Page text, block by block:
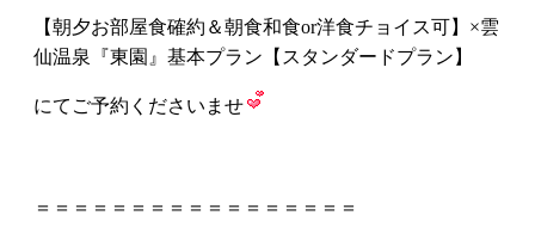
【朝夕お部屋食確約＆朝食和食or洋食チョイス可】×雲
仙温泉『東園』基本プラン【スタンダードプラン】
にてご予約くださいませ
＝＝＝＝＝＝＝＝＝＝＝＝＝＝＝＝＝